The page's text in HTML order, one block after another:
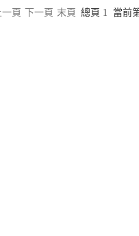
一頁 下一頁 末頁 總頁 1 當前